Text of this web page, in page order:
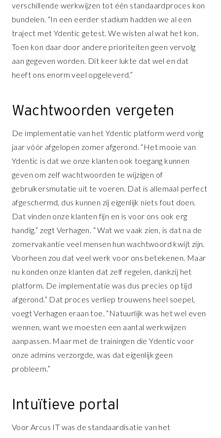
verschillende werkwijzen tot één standaardproces kon
bundelen. “In een eerder stadium hadden we al een
traject met Ydentic getest. We wisten al wat het kon.
Toen kon daar door andere prioriteiten geen vervolg
aan gegeven worden. Dit keer lukte dat wel en dat
heeft ons enorm veel opgeleverd.”
Wachtwoorden vergeten
De implementatie van het Ydentic platform werd vorig
jaar vóór afgelopen zomer afgerond. “Het mooie van
Ydentic is dat we onze klanten ook toegang kunnen
geven om zelf wachtwoorden te wijzigen of
gebruikersmutatie uit te voeren. Dat is allemaal perfect
afgeschermd, dus kunnen zij eigenlijk niets fout doen.
Dat vinden onze klanten fijn en is voor ons ook erg
handig.” zegt Verhagen. “ Wat we vaak zien, is dat na de
zomervakantie veel mensen hun wachtwoord kwijt zijn.
Voorheen zou dat veel werk voor ons betekenen. Maar
nu konden onze klanten dat zelf regelen, dankzij het
platform. De implementatie was dus precies op tijd
afgerond.” Dat proces verliep trouwens heel soepel,
voegt Verhagen eraan toe. “Natuurlijk was het wel even
wennen, want we moesten een aantal werkwijzen
aanpassen. Maar met de trainingen die Ydentic voor
onze admins verzorgde, was dat eigenlijk geen
probleem.”
Intuïtieve portal
Voor Arcus IT was de standaardisatie van het